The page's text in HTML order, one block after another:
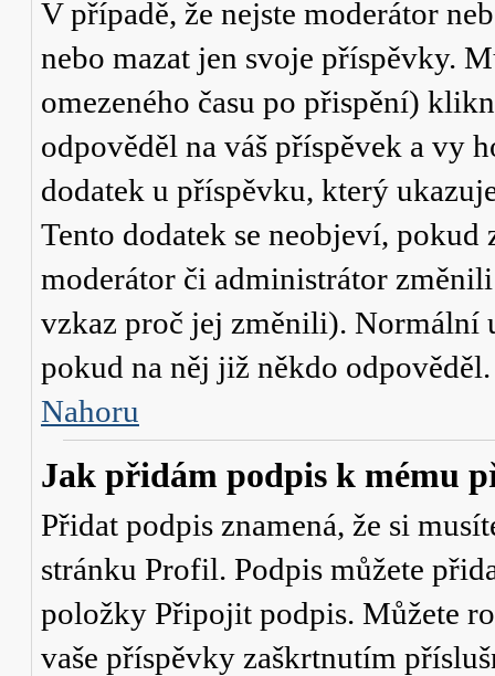
V případě, že nejste moderátor
nebo mazat jen svoje příspěvky.
omezeného času po přispění)
odpověděl na váš příspěvek a vy
dodatek u příspěvku, který
Tento dodatek se neobjeví,
moderátor či administrátor
vzkaz proč jej změnili). Normální
pokud na něj již někdo odpověděl.
Nahoru
Jak přidám podpis k mému
Přidat podpis znamená, že si
stránku Profil. Podpis můžete
položky Připojit podpis. Můžete
vaše příspěvky zaškrtnutím